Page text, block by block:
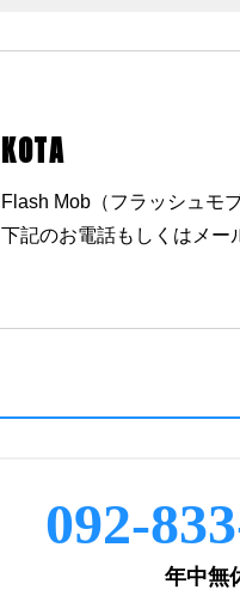
KOTA
Flash Mob（フラッシュモ
下記のお電話もしくはメー
092-
年中無